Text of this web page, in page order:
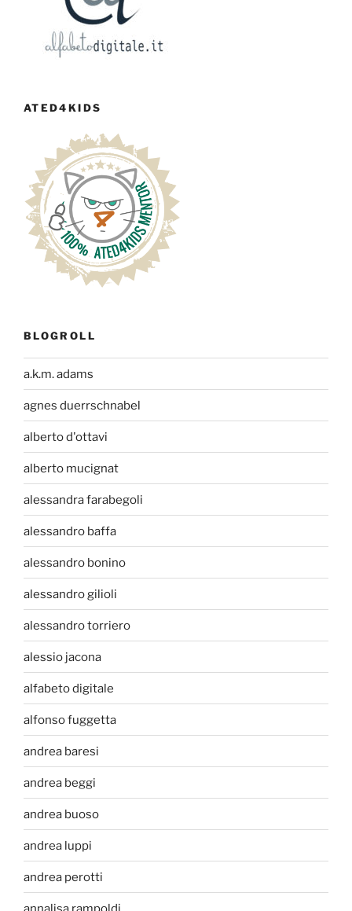
ATED4KIDS
BLOGROLL
a.k.m. adams
agnes duerrschnabel
alberto d'ottavi
alberto mucignat
alessandra farabegoli
alessandro baffa
alessandro bonino
alessandro gilioli
alessandro torriero
alessio jacona
alfabeto digitale
alfonso fuggetta
andrea baresi
andrea beggi
andrea buoso
andrea luppi
andrea perotti